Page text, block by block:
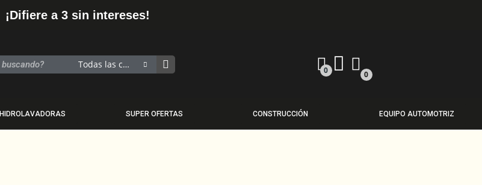
¡Difiere a 3 sin intereses!
Todas las categorias 0 0
HIDROLAVADORAS SUPER OFERTAS CONSTRUCCIÓN EQUIPO AUTOMOTRIZ